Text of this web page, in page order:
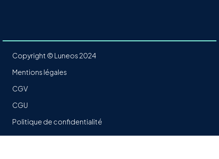
Copyright © Luneos 2024
Mentions légales
CGV
CGU
Politique de confidentialité